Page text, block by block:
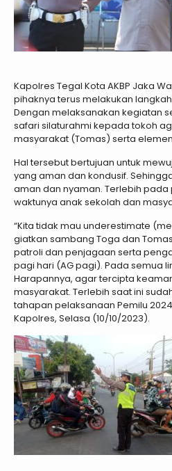
Kapolres Tegal Kota AKBP Jaka
pihaknya terus melakukan
Dengan melaksanakan kegiatan
safari silaturahmi kepada tokoh
masyarakat (Tomas) serta
Hal tersebut bertujuan untuk
yang aman dan kondusif.
aman dan nyaman. Terlebih
waktunya anak sekolah dan
“Kita tidak mau underestimate
giatkan sambang Toga dan
patroli dan penjagaan serta
pagi hari (AG pagi). Pada semua
Harapannya, agar tercipta
masyarakat. Terlebih saat ini
tahapan pelaksanaan Pemilu
Kapolres, Selasa (10/10/2023).